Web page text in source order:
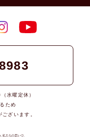
水曜定休）
ため
ざいます。